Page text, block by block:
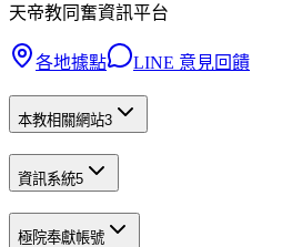
天帝教同奮資訊平台
各地據點 LINE 意見回饋
本教相關網站3
資訊系統5
極院奉獻帳號